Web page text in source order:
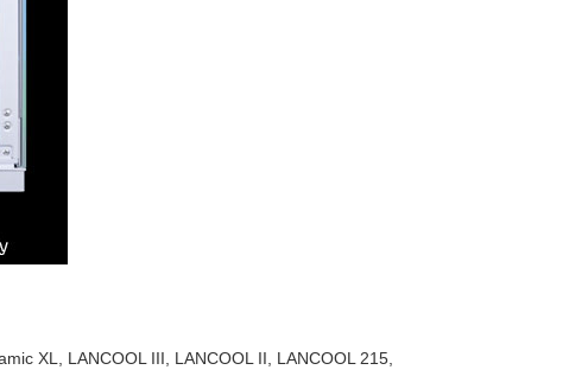
XL, LANCOOL III, LANCOOL II, LANCOOL 215,